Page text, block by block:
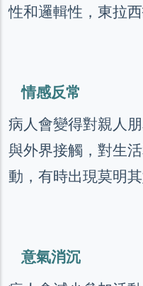
性和邏輯性，東拉
情感反常
病人會變得對親人
與外界接觸，對生
動，有時出現莫明
意氣消沉